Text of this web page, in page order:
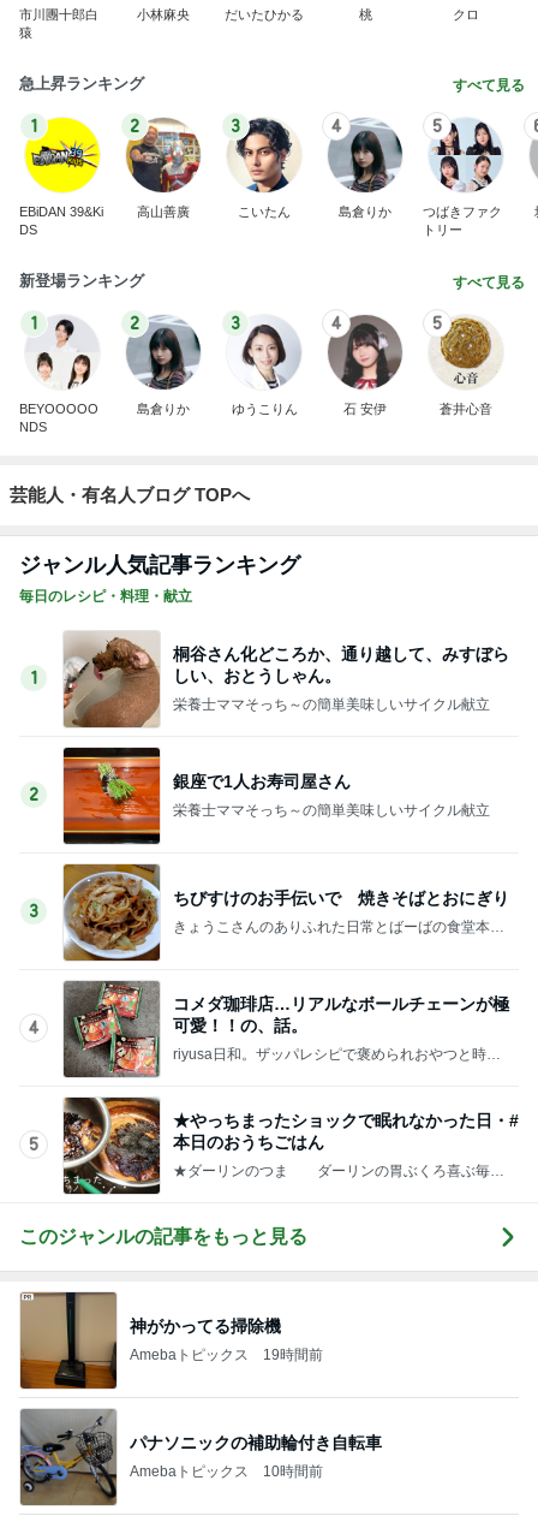
市川團十郎白
猿
小林麻央 だいたひかる 桃 クロ
急上昇ランキング すべて見る
1
EBiDAN 39&Ki
DS
2
高山善廣
3
こいたん
4
島倉りか
5
つばきファク
トリー
新登場ランキング すべて見る
1
BEYOOOOO
NDS
2
島倉りか
3
ゆうこりん
4
石 安伊
5
蒼井心音
芸能人・有名人ブログ TOPへ
ジャンル人気記事ランキング
毎日のレシピ・料理・献立
1
桐谷さん化どころか、通り越して、みすぼら
しい、おとうしゃん。
栄養士ママそっち～の簡単美味しいサイクル献立
2
銀座で1人お寿司屋さん
栄養士ママそっち～の簡単美味しいサイクル献立
3
ちびすけのお手伝いで 焼きそばとおにぎり
きょうこさんのありふれた日常とばーばの食堂本日
4
コメダ珈琲店…リアルなボールチェーンが極
可愛！！の、話。
riyusa日和。ザッパレシピで褒められおやつと時々
5
★やっちまったショックで眠れなかった日・#
本日のおうちごはん
★ダーリンのつま ダーリンの胃ぶくろ喜ぶ毎日
このジャンルの記事をもっと見る
神がかってる掃除機
Amebaトピックス 19時間前
パナソニックの補助輪付き自転車
Amebaトピックス 10時間前